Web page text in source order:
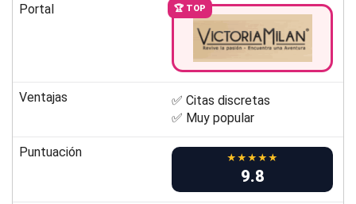
Portal 🏆 TOP
Ventajas
✅ Citas discretas
✅ Muy popular
Puntuación ★★★★★
9.8